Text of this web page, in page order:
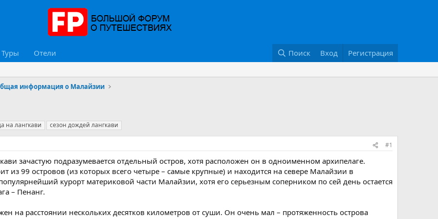
Туры Отели Поиск Вход Регистрация
информация о Малайзии
на лангкави сезон дождей лангкави
#1
зачастую подразумевается отдельный остров, хотя расположен он в одноименном архипелаге.
из 99 островов (из которых всего четыре – самые крупные) и находится на севере Малайзии в
курорт материковой части Малайзии, хотя его серьезным соперником по сей день остается
– Пенанг.
на расстоянии нескольких десятков километров от суши. Он очень мал – протяженность острова